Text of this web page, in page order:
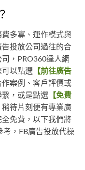
多寡、運作模式與
投放公司過往的合
，PRO360達人網
可以點選 【前往廣告
案例、客戶評價或
，或是點選 【免費
稍待片刻便有專業廣
免費，以下我們將
考，FB廣告投放代操